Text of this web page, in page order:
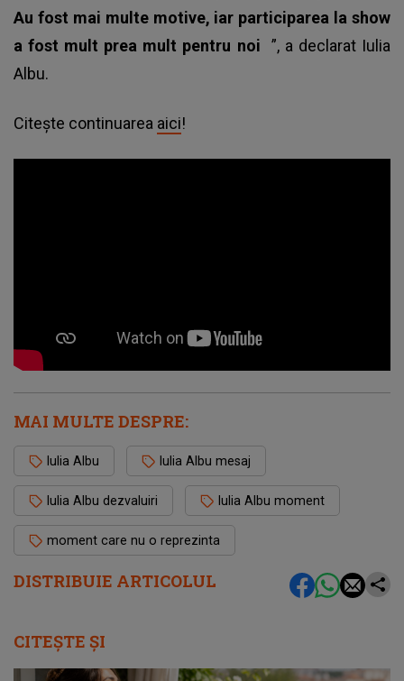
DISTRIBUIE ARTICOLUL
Au fost mai multe motive, iar participarea la show
a fost mult prea mult pentru noi ”, a declarat Iulia
Albu.
Citește continuarea aici!
MAI MULTE DESPRE:
Iulia Albu Iulia Albu mesaj
Iulia Albu dezvaluiri Iulia Albu moment
moment care nu o reprezinta
CITEȘTE ȘI